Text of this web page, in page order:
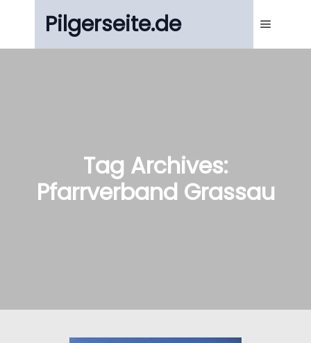
Pilgerseite.de
Tag Archives:
Pfarrverband Grassau